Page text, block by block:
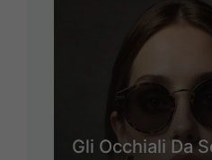
Gli Occhiali Da